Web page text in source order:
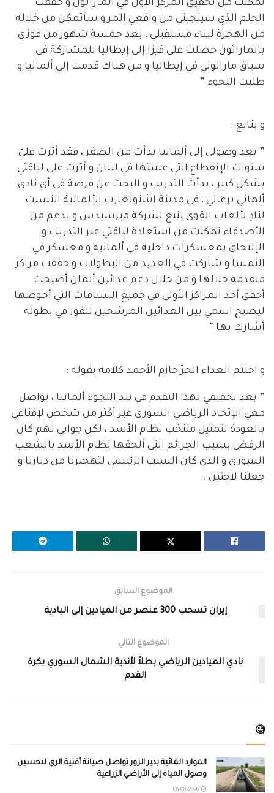
تمكنت من تحقيق المركز الأول في الماراثون و حققت
الحلم الذي سينجيني من واقعي المر و سأتمكن من خلاله
من الهجرة لبناء مستقبلي ، بعد خمسة شهور من فوزي
بالماراثون حصلت على فيزا إلى إيطاليا للمشاركة في
سباق ماراثوني في إيطاليا و من هناك قدمت إلى ألمانيا و
طلبت اللجوء ”
و يتابع :
” بعد وصولي إلى ألمانيا بدأت من الصفر ، فقد أثرت عليّ
سنوات الإنقطاع التي عشتها في لبنان و أثرت على لياقتي
بشكل كبير ، بدأت التدريب و البحث عن فرصة في أي نادي
ألماني يرعاني ، في مدينة اشتوتغارت الألمانية انتسبت
لنادٍ لألعاب القوى يتبع لشركة ميرسيدس و بدعم من
الأصدقاء تمكنت من استعادة لياقتي عبر التدريب و
الإلتحاق بمعسكرات داخلية في ألمانية و معسكر في
النمسا و شاركت في العديد من البطولات و حققت مراكز
متقدمة خلالها و من خلال دعم عدائين ألمان أصبحت
أحقق أحد المراكز الأولى في جميع السباقات التي أخوضها
ليصبح اسمي بين العدائين المرشحين للفوز في بطولة
أشارك بها “
و اختتم العداء الحرّ حازم الأحمد كلامه بقوله :
” بعد تحقيقي لهذا التقدم في بلد اللجوء ألمانيا ، تواصل
معي الإتحاد الرياضي السوري عبر أكثر من شخص لإقناعي
بالعودة لتمثيل منتخب نظام الأسد ، لكن جوابي لهم كان
الرفض بسبب الجرائم التي ألحقها نظام الأسد بالشعب
السوري و الذي كان السبب الرئيسي لتهجيرنا من ديارنا و
جعلنا لاجئين .
الموضوع السابق
إيران تسحب 300 عنصر من الميادين إلى البادية
الموضوع التالي
نادي الميادين الرياضي بطلاً لأندية الشمال السوري بكرة
القدم
🧐
الموارد المائية بدير الزور تواصل صيانة أقنية الري لتحسين
وصول المياه إلى الأراضي الزراعية